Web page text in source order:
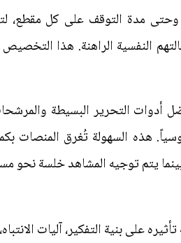
وحتى مدة التوقف على كل مقطع،
التحرير البسيطة
السهولة تُغرق المنصات
بينما يتم توجيه المشاهد خلسة نحو
على بنية التفكير، آليات